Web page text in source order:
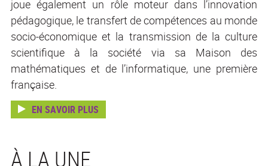
joue également un rôle moteur dans l’innovation
pédagogique, le transfert de compétences au monde
socio-économique et la transmission de la culture
scientifique à la société via sa Maison des
mathématiques et de l’informatique, une première
française.
EN SAVOIR PLUS